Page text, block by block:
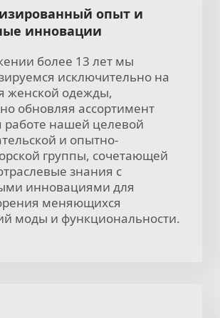
опыт и
инновации
более 13 лет мы
исключительно на
женской одежды,
обновляя ассортимент
работе нашей целевой
и опытно-
группы, сочетающей
знания с
инновациями для
меняющихся
моды и функциональности.